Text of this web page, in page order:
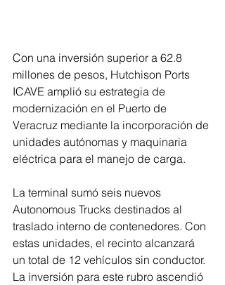
Con una inversión superior a 62.8
millones de pesos, Hutchison Ports
ICAVE amplió su estrategia de
modernización en el Puerto de
Veracruz mediante la incorporación de
unidades autónomas y maquinaria
eléctrica para el manejo de carga.
La terminal sumó seis nuevos
Autonomous Trucks destinados al
traslado interno de contenedores. Con
estas unidades, el recinto alcanzará
un total de 12 vehículos sin conductor.
La inversión para este rubro ascendió